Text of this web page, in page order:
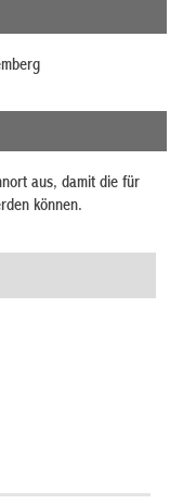
aus, damit die für
können.